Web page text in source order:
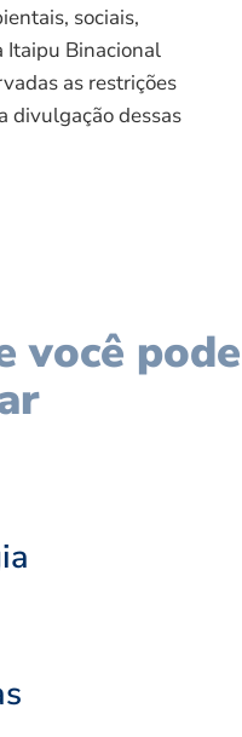
sociais,
Itaipu Binacional
as restrições
divulgação dessas
você pode